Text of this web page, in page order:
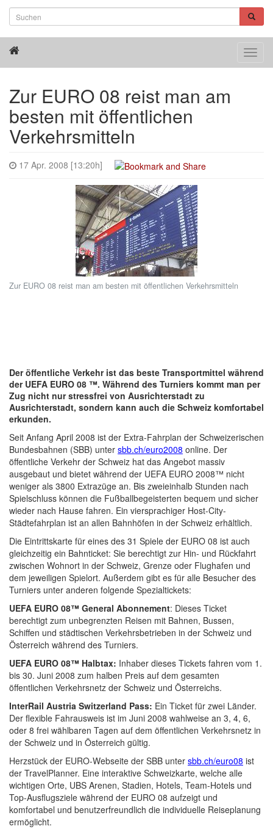
Zur EURO 08 reist man am
besten mit öffentlichen
Verkehrsmitteln
17 Apr. 2008 [13:20h]
Zur EURO 08 reist man am besten mit öffentlichen Verkehrsmitteln
Der öffentliche Verkehr ist das beste Transportmittel während
der UEFA EURO 08 ™. Während des Turniers kommt man per
Zug nicht nur stressfrei von Ausrichterstadt zu
Ausrichterstadt, sondern kann auch die Schweiz komfortabel
erkunden.
Seit Anfang April 2008 ist der Extra-Fahrplan der Schweizerischen
Bundesbahnen (SBB) unter sbb.ch/euro2008 online. Der
öffentliche Verkehr der Schweiz hat das Angebot massiv
ausgebaut und bietet während der UEFA EURO 2008™ nicht
weniger als 3800 Extrazüge an. Bis zweieinhalb Stunden nach
Spielschluss können die Fußballbegeisterten bequem und sicher
wieder nach Hause fahren. Ein viersprachiger Host-City-
Städtefahrplan ist an allen Bahnhöfen in der Schweiz erhältlich.
Die Eintrittskarte für eines des 31 Spiele der EURO 08 ist auch
gleichzeitig ein Bahnticket: Sie berechtigt zur Hin- und Rückfahrt
zwischen Wohnort in der Schweiz, Grenze oder Flughafen und
dem jeweiligen Spielort. Außerdem gibt es für alle Besucher des
Turniers unter anderen folgende Spezialtickets:
UEFA EURO 08™ General Abonnement: Dieses Ticket
berechtigt zum unbegrenzten Reisen mit Bahnen, Bussen,
Schiffen und städtischen Verkehrsbetrieben in der Schweiz und
Österreich während des Turniers.
UEFA EURO 08™ Halbtax: Inhaber dieses Tickets fahren vom 1.
bis 30. Juni 2008 zum halben Preis auf dem gesamten
öffentlichen Verkehrsnetz der Schweiz und Österreichs.
InterRail Austria Switzerland Pass: Ein Ticket für zwei Länder.
Der flexible Fahrausweis ist im Juni 2008 wahlweise an 3, 4, 6,
oder 8 frei wählbaren Tagen auf dem öffentlichen Verkehrsnetz in
der Schweiz und in Österreich gültig.
Herzstück der EURO-Webseite der SBB unter sbb.ch/euro08 ist
der TravelPlanner. Eine interaktive Schweizkarte, welche alle
wichtigen Orte, UBS Arenen, Stadien, Hotels, Team-Hotels und
Top-Ausflugsziele während der EURO 08 aufzeigt und
komfortabel und benutzerfreundlich die individuelle Reiseplanung
ermöglicht.